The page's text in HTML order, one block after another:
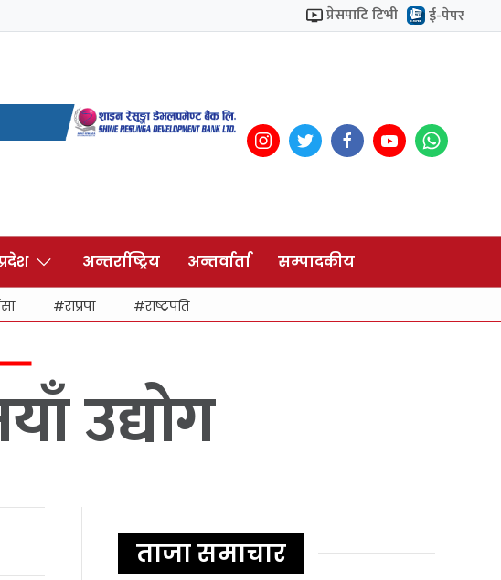
प्रेसपाटि टिभी ई-पेपर
अन्तर्राष्ट्रिय अन्तर्वार्ता सम्पादकीय
राप्रपा राष्ट्रपति
उद्योग
ताजा समाचार